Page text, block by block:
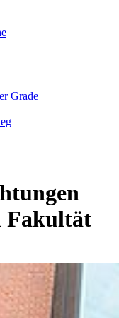
Grade
Fakultät